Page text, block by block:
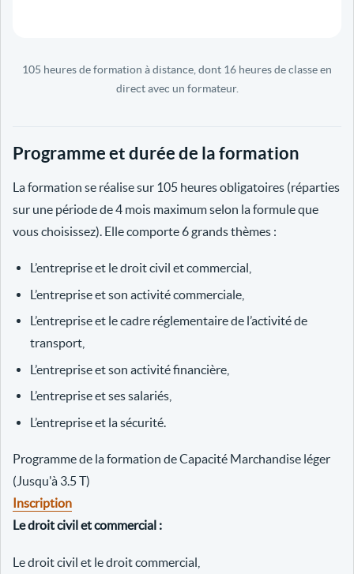
105 heures de formation à distance, dont 16 heures de classe en
direct avec un formateur.
Programme et durée de la formation
La formation se réalise sur 105 heures obligatoires (réparties
sur une période de 4 mois maximum selon la formule que
vous choisissez). Elle comporte 6 grands thèmes :
L’entreprise et le droit civil et commercial,
L’entreprise et son activité commerciale,
L’entreprise et le cadre réglementaire de l’activité de
transport,
L’entreprise et son activité financière,
L’entreprise et ses salariés,
L’entreprise et la sécurité.
Programme de la formation de Capacité Marchandise léger
(Jusqu'à 3.5 T)
Inscription
Le droit civil et commercial :
Le droit civil et le droit commercial,